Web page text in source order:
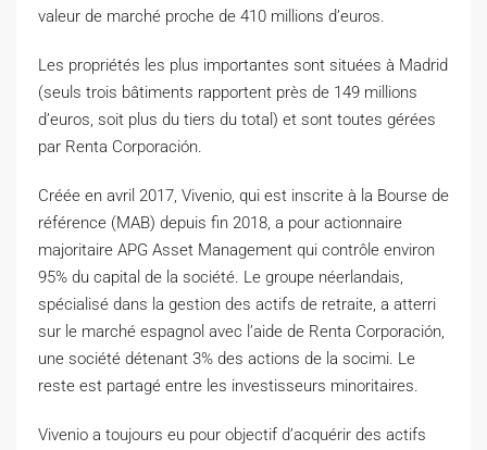
valeur de marché proche de 410 millions d’euros.
Les propriétés les plus importantes sont situées à Madrid
(seuls trois bâtiments rapportent près de 149 millions
d’euros, soit plus du tiers du total) et sont toutes gérées
par Renta Corporación.
Créée en avril 2017, Vivenio, qui est inscrite à la Bourse de
référence (MAB) depuis fin 2018, a pour actionnaire
majoritaire APG Asset Management qui contrôle environ
95% du capital de la société. Le groupe néerlandais,
spécialisé dans la gestion des actifs de retraite, a atterri
sur le marché espagnol avec l’aide de Renta Corporación,
une société détenant 3% des actions de la socimi. Le
reste est partagé entre les investisseurs minoritaires.
Vivenio a toujours eu pour objectif d’acquérir des actifs